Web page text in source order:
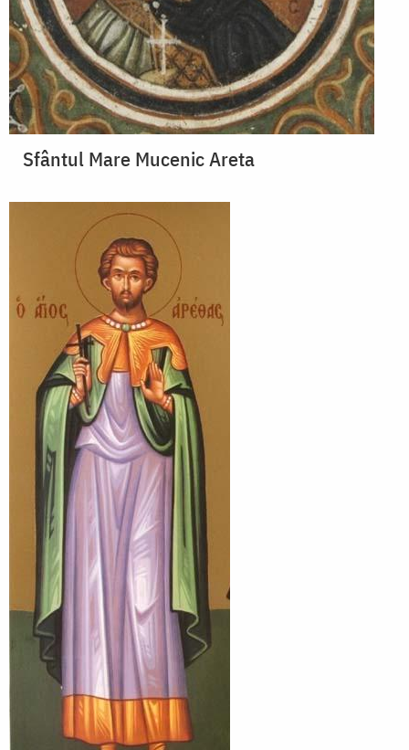
Sfântul Mare Mucenic Areta